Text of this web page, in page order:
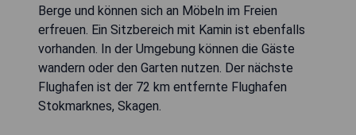
Berge und können sich an Möbeln im Freien
erfreuen. Ein Sitzbereich mit Kamin ist ebenfalls
vorhanden. In der Umgebung können die Gäste
wandern oder den Garten nutzen. Der nächste
Flughafen ist der 72 km entfernte Flughafen
Stokmarknes, Skagen.